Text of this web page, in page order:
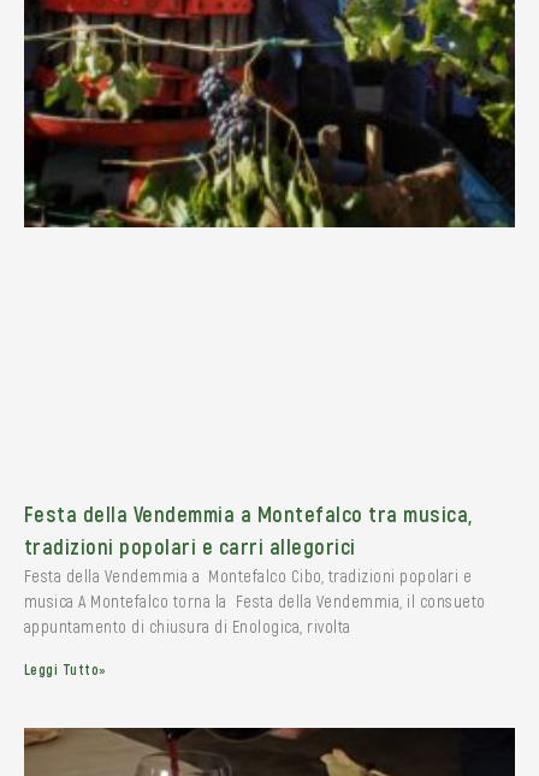
Festa della Vendemmia a Montefalco tra musica,
tradizioni popolari e carri allegorici
Festa della Vendemmia a Montefalco Cibo, tradizioni popolari e
musica A Montefalco torna la Festa della Vendemmia, il consueto
appuntamento di chiusura di Enologica, rivolta
Leggi Tutto»